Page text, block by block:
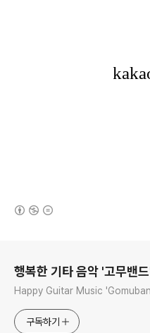
행복한 기타 음악 '고무밴
Happy Guitar Music
구독하기